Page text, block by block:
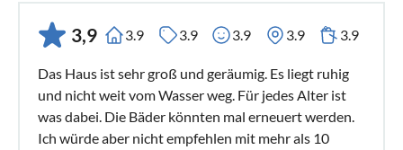
3,9 3.9 3.9 3.9 3.9 3.9
Das Haus ist sehr groß und geräumig. Es liegt ruhig
und nicht weit vom Wasser weg. Für jedes Alter ist
was dabei. Die Bäder könnten mal erneuert werden.
Ich würde aber nicht empfehlen mit mehr als 10